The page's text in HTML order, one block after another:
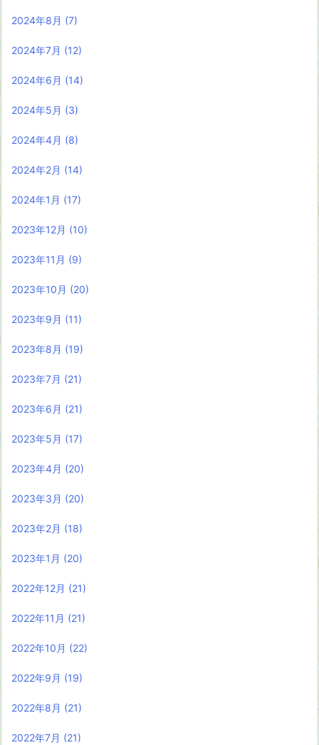
2024年8月 (7)
2024年7月 (12)
2024年6月 (14)
2024年5月 (3)
2024年4月 (8)
2024年2月 (14)
2024年1月 (17)
2023年12月 (10)
2023年11月 (9)
2023年10月 (20)
2023年9月 (11)
2023年8月 (19)
2023年7月 (21)
2023年6月 (21)
2023年5月 (17)
2023年4月 (20)
2023年3月 (20)
2023年2月 (18)
2023年1月 (20)
2022年12月 (21)
2022年11月 (21)
2022年10月 (22)
2022年9月 (19)
2022年8月 (21)
2022年7月 (21)